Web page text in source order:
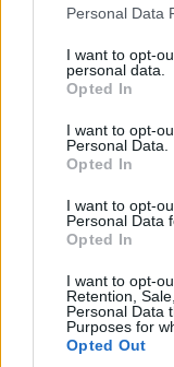
Please note that
not limited to your
grant or deny
use your data for
consent section.
Personal Data
I want to opt-
personal data.
Opted In
I want to opt-
Personal Data.
Opted In
I want to opt-
Personal Data
Opted In
I want to opt-
Retention,
Personal Data
Purposes for
Opted Out
Megfékezi
Kedvencekhez
Bátky Zoltán|2020